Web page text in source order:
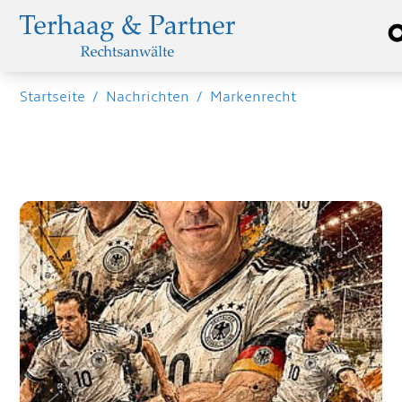
Startseite / Nachrichten / Markenrecht